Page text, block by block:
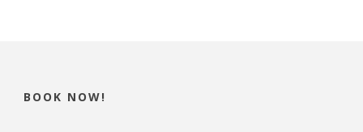
BOOK NOW!